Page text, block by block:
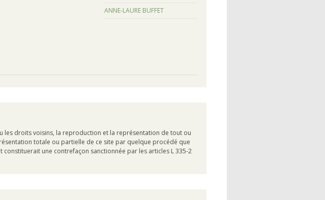
ANNE-LAURE BUFFET
droits voisins, la reproduction et la représentation de tout ou
totale ou partielle de ce site par quelque procédé que
une contrefaçon sanctionnée par les articles L 335-2